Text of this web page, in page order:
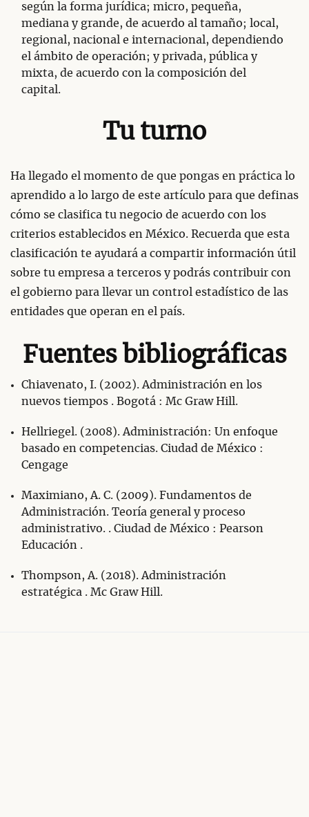
según la forma jurídica; micro, pequeña,
mediana y grande, de acuerdo al tamaño; local,
regional, nacional e internacional, dependiendo
el ámbito de operación; y privada, pública y
mixta, de acuerdo con la composición del
capital.
Tu turno
Ha llegado el momento de que pongas en práctica lo
aprendido a lo largo de este artículo para que definas
cómo se clasifica tu negocio de acuerdo con los
criterios establecidos en México. Recuerda que esta
clasificación te ayudará a compartir información útil
sobre tu empresa a terceros y podrás contribuir con
el gobierno para llevar un control estadístico de las
entidades que operan en el país.
Fuentes bibliográficas
Chiavenato, I. (2002). Administración en los
nuevos tiempos . Bogotá : Mc Graw Hill.
Hellriegel. (2008). Administración: Un enfoque
basado en competencias. Ciudad de México :
Cengage
Maximiano, A. C. (2009). Fundamentos de
Administración. Teoría general y proceso
administrativo. . Ciudad de México : Pearson
Educación .
Thompson, A. (2018). Administración
estratégica . Mc Graw Hill.